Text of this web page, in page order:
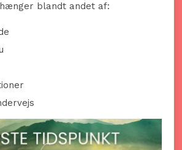
blandt andet af: